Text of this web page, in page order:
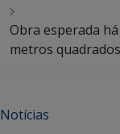
Obra esperada
metros
Notícias